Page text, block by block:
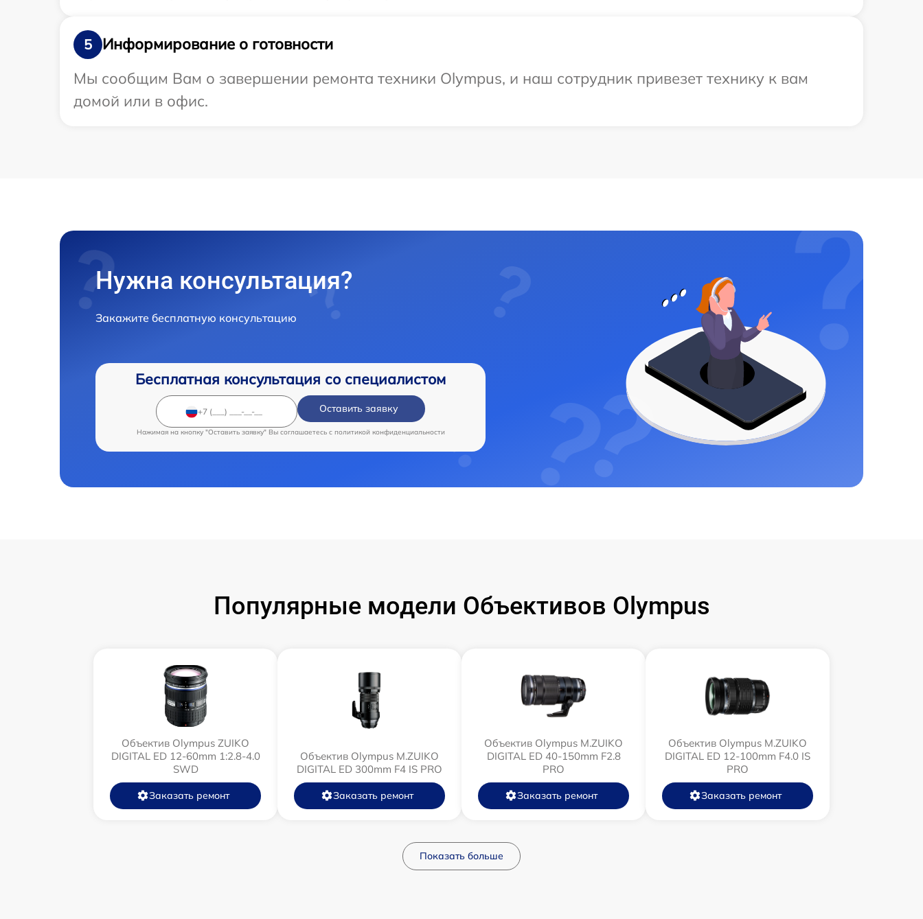
5
Информирование о готовности
Мы сообщим Вам о завершении ремонта техники Olympus, и наш сотрудник привезет технику к вам
домой или в офис.
Нужна консультация?
Закажите бесплатную консультацию
Бесплатная консультация со специалистом
Оставить заявку
Нажимая на кнопку "Оставить заявку" Вы соглашаетесь c политикой конфиденциальности
Популярные модели Объективов Olympus
Объектив Olympus ZUIKO
DIGITAL ED 12-60mm 1:2.8-4.0
SWD
Заказать ремонт
Объектив Olympus M.ZUIKO
DIGITAL ED 300mm F4 IS PRO
Заказать ремонт
Объектив Olympus M.ZUIKO
DIGITAL ED 40-150mm F2.8
PRO
Заказать ремонт
Объектив Olympus M.ZUIKO
DIGITAL ED 12‑100mm F4.0 IS
PRO
Заказать ремонт
Показать больше